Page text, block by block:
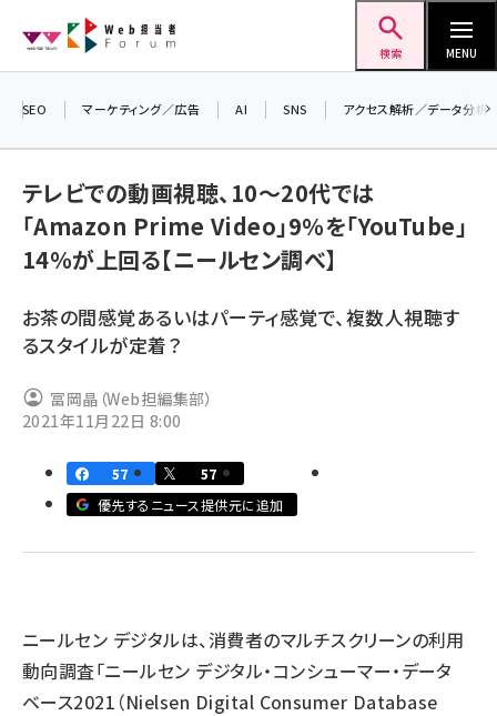
ン
検索 MENU
seo (3524)
youtube (2431)
セミナー (2306)
meo (1275)
SEO マーケティング／広告 AI SNS アクセス解析／データ分析
テレビでの動画視聴、10～20代では
「Amazon Prime Video」9％を「YouTube」
14％が上回る【ニールセン調べ】
お茶の間感覚あるいはパーティ感覚で、複数人視聴す
るスタイルが定着？
冨岡晶（Web担編集部）
2021年11月22日 8:00
57
57
優先するニュース提供元に追加
ニールセン デジタルは、消費者のマルチスクリーンの利用
動向調査「ニールセン デジタル・コンシューマー・データ
ベース2021（Nielsen Digital Consumer Database